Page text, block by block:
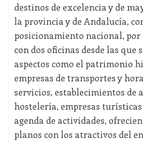
destinos de excelencia y de
la provincia y de Andalucía,
posicionamiento nacional, por
con dos oficinas desde las que
aspectos como el patrimonio
empresas de transportes y
servicios, establecimientos de
hostelería, empresas turísticas
agenda de actividades,
planos con los atractivos del